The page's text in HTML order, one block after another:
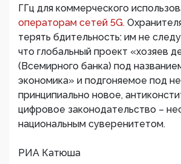
ГГц для коммерческого
операторам сетей 5G.
терять бдительность: им не
что глобальный проект «хозяев
(Всемирного банка) под
экономика» и подгоняемое под
принципиально новое,
цифровое законодательство –
национальным суверенитетом.
РИА Катюша